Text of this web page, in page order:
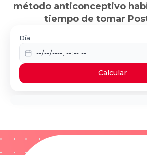
método anticonceptivo
tiempo de tomar
Día
Calcular